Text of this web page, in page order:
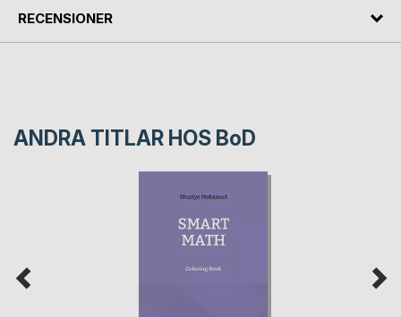
RECENSIONER
ANDRA TITLAR HOS BoD